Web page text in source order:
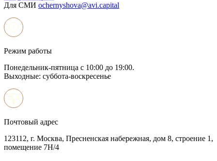
Для СМИ ochernyshova@avi.capital
Режим работы
Понедельник-пятница с 10:00 до 19:00.
Выходные: суббота-воскресенье
Почтовый адрес
123112, г. Москва, Пресненская набережная, дом 8, строение 1,
помещение 7Н/4